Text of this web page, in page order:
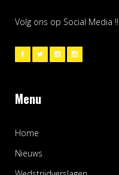
Volg ons op Social Media !!
Menu
Home
Nieuws